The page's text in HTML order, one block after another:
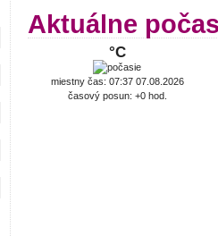
Aktuálne
°C
miestny čas: 07:37 07.08.2026
časový posun: +0 hod.